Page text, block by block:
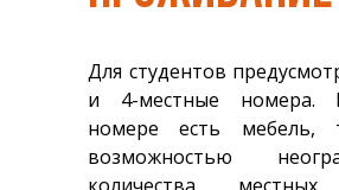
Для студентов
и 4-местные номера.
номере есть мебель,
возможностью